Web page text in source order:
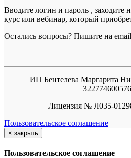
Вводите логин и пароль , заходите
курс или вебинар, который
Остались вопросы? Пишите на email
ИП Бентелева Маргарита
Лицензия № Л035-
Пользовательское соглашение
× закрыть
Пользовательское соглашение